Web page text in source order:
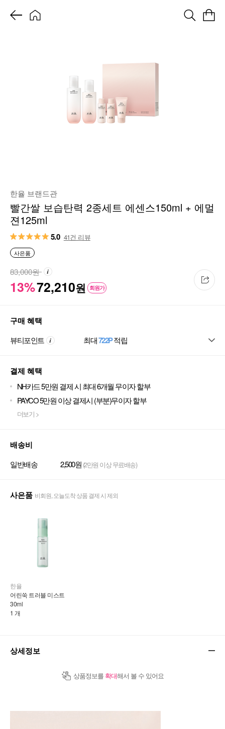
한율 브랜드관
빨간쌀 보습탄력 2종세트 에센스150ml + 에멀
젼125ml
5.0 41건 리뷰
사은품
13%72,210원 회원가
83,000원
구매 혜택
뷰티포인트 최대722P적립
결제 혜택
NH카드 5만원 결제 시 최대 6개월 무이자 할부
PAYCO 5만원 이상 결제시 (부분)무이자 할부
더보기 >
배송비
일반배송 2,500원 (2만원 이상 무료배송)
사은품 비회원, 오늘도착 상품 결제 시 제외
한율
어린쑥 트러블 미스트
30ml
1 개
상세정보
상품정보를 확대해서 볼 수 있어요